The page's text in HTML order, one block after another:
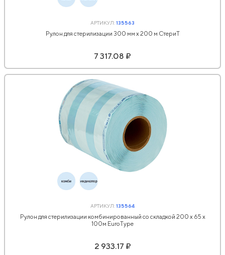
АРТИКУЛ:135563
Рулон для стерилизации 300 мм х 200 м СтериТ
7 317.08 ₽
АРТИКУЛ:135564
Рулон для стерилизации комбинированный со складкой 200 х 65 х
100м EuroType
2 933.17 ₽